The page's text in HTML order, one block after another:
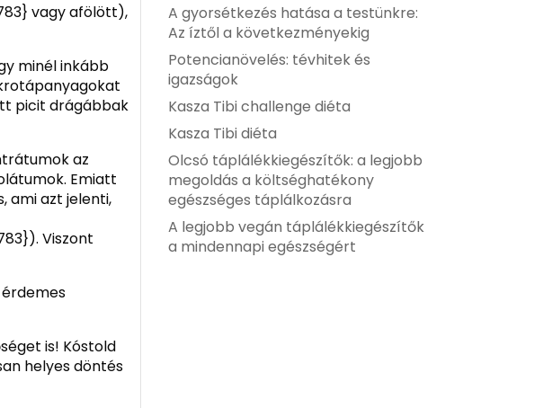
vagy afölött),
minél inkább
picit drágábbak
az
Emiatt
ami azt jelenti,
Viszont
is! Kóstold
helyes döntés
A gyorsétkezés hatása a testünkre:
Az íztől a következményekig
Potencianövelés: tévhitek és
igazságok
Kasza Tibi challenge diéta
Kasza Tibi diéta
Olcsó táplálékkiegészítők: a legjobb
megoldás a költséghatékony
egészséges táplálkozásra
A legjobb vegán táplálékkiegészítők
a mindennapi egészségért